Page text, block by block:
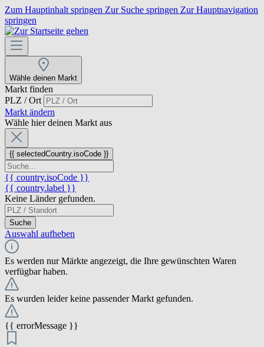
Zum Hauptinhalt springen Zur Suche springen Zur Hauptnavigation
springen
Wähle deinen Markt
Markt finden
PLZ / Ort
Markt ändern
Wähle hier deinen Markt aus
{{ selectedCountry.isoCode }}
{{ country.isoCode }}
{{ country.label }}
Keine Länder gefunden.
Suche
Auswahl aufheben
Es werden nur Märkte angezeigt, die Ihre gewünschten Waren
verfügbar haben.
Es wurden leider keine passender Markt gefunden.
{{ errorMessage }}